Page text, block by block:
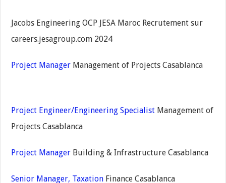
Jacobs Engineering OCP JESA Maroc Recrutement sur
careers.jesagroup.com 2024
Project ManagerManagement of Projects Casablanca
Project Engineer/Engineering SpecialistManagement of
Projects Casablanca
Project ManagerBuilding & Infrastructure Casablanca
Senior Manager, TaxationFinance Casablanca